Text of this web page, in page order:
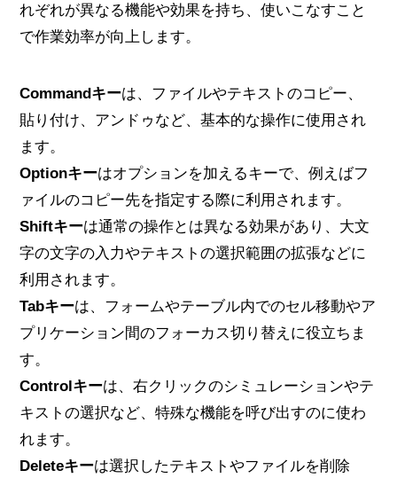
れぞれが異なる機能や効果を持ち、使いこなすこと
で作業効率が向上します。
Commandキーは、ファイルやテキストのコピー、
貼り付け、アンドゥなど、基本的な操作に使用され
ます。
Optionキーはオプションを加えるキーで、例えばフ
ァイルのコピー先を指定する際に利用されます。
Shiftキーは通常の操作とは異なる効果があり、大文
字の文字の入力やテキストの選択範囲の拡張などに
利用されます。
Tabキーは、フォームやテーブル内でのセル移動やア
プリケーション間のフォーカス切り替えに役立ちま
す。
Controlキーは、右クリックのシミュレーションやテ
キストの選択など、特殊な機能を呼び出すのに使わ
れます。
Deleteキーは選択したテキストやファイルを削除